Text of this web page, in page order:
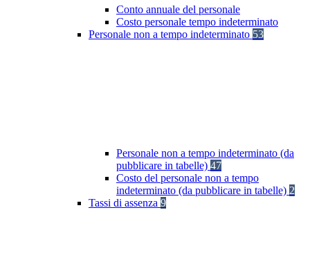
Conto annuale del personale
Costo personale tempo indeterminato
Personale non a tempo indeterminato 53
Personale non a tempo indeterminato (da
pubblicare in tabelle) 47
Costo del personale non a tempo
indeterminato (da pubblicare in tabelle) 2
Tassi di assenza 9